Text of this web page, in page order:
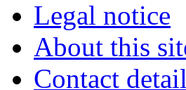
Legal notice
About this
Contact